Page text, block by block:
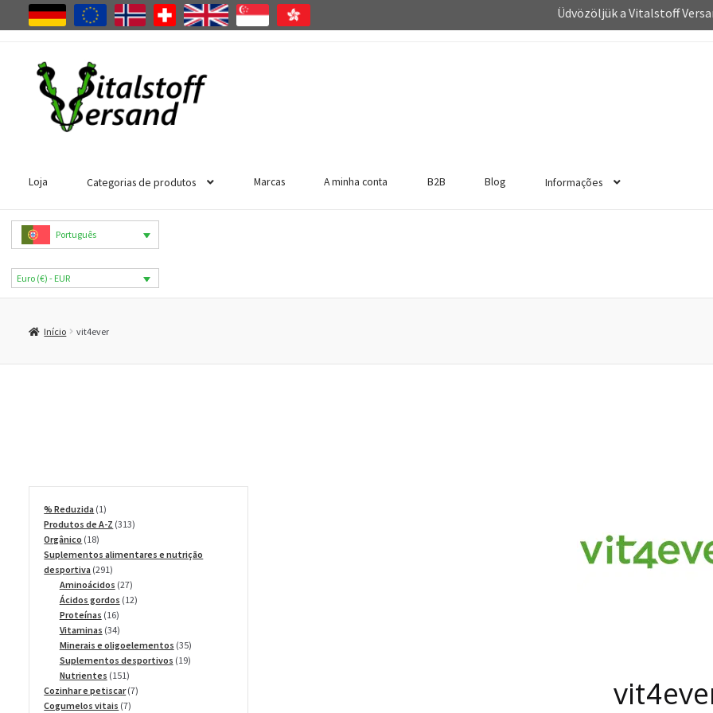
Üdvözöljük a Vitalstoff
Καλώς ήρθατε στο Vitalstoff
para
navegação
Saltar
para
conteúdo
Loja Categorias de produtos Marcas A minha conta B2B Blog Informações
Português
Euro (€) - EUR
Início vit4ever
% Reduzida 11
produto
Produtos de A-Z 313313
Orgânico 1818
produtos
Suplementos alimentares e nutrição
desportiva 291291
produtos
Aminoácidos 2727
produtos
Ácidos gordos 1212
Proteínas 1616
produtos
Vitaminas 3434
produtos
Minerais e oligoelementos 3535
produtos
Suplementos desportivos 1919
Nutrientes 151151
produtos
Cozinhar e petiscar 77
Cogumelos vitais 77